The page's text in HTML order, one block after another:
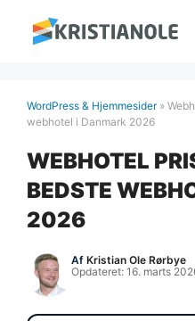
WordPress & Hjemmesider»
webhotel i Danmark 2026
WEBHOTEL
BEDSTE
2026
Af Kristian Ole Rørbye
Opdateret: 16. marts